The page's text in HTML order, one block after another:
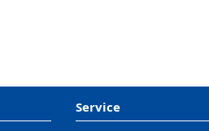
Service